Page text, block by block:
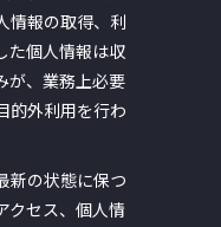
情報の取得、利
た個人情報は収
が、業務上必要
的外利用を行わ
新の状態に保つ
クセス、個人情